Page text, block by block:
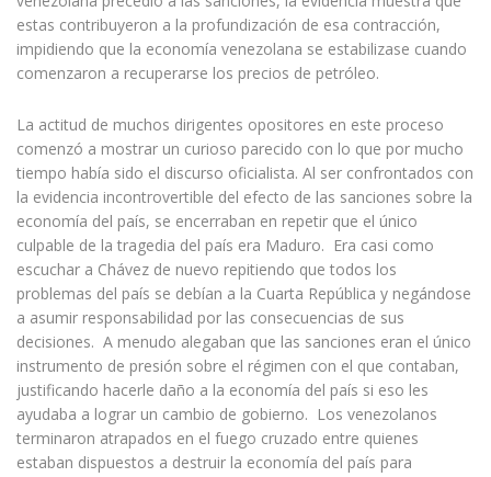
estas contribuyeron a la profundización de esa contracción,
impidiendo que la economía venezolana se estabilizase cuando
comenzaron a recuperarse los precios de petróleo.
La actitud de muchos dirigentes opositores en este proceso
comenzó a mostrar un curioso parecido con lo que por mucho
tiempo había sido el discurso oficialista. Al ser confrontados con
la evidencia incontrovertible del efecto de las sanciones sobre la
economía del país, se encerraban en repetir que el único
culpable de la tragedia del país era Maduro. Era casi como
escuchar a Chávez de nuevo repitiendo que todos los
problemas del país se debían a la Cuarta República y negándose
a asumir responsabilidad por las consecuencias de sus
decisiones. A menudo alegaban que las sanciones eran el único
instrumento de presión sobre el régimen con el que contaban,
justificando hacerle daño a la economía del país si eso les
ayudaba a lograr un cambio de gobierno. Los venezolanos
terminaron atrapados en el fuego cruzado entre quienes
estaban dispuestos a destruir la economía del país para